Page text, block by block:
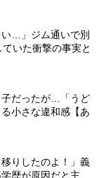
い…」ジム通いで別
いた衝撃の事実と
子だったが…「うど
小さな違和感【あ
りしたのよ！」義
歴が原因だと主